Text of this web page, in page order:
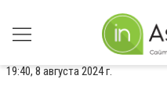
19:40, 8 августа 2024 г.